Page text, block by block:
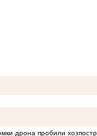
дрона пробили